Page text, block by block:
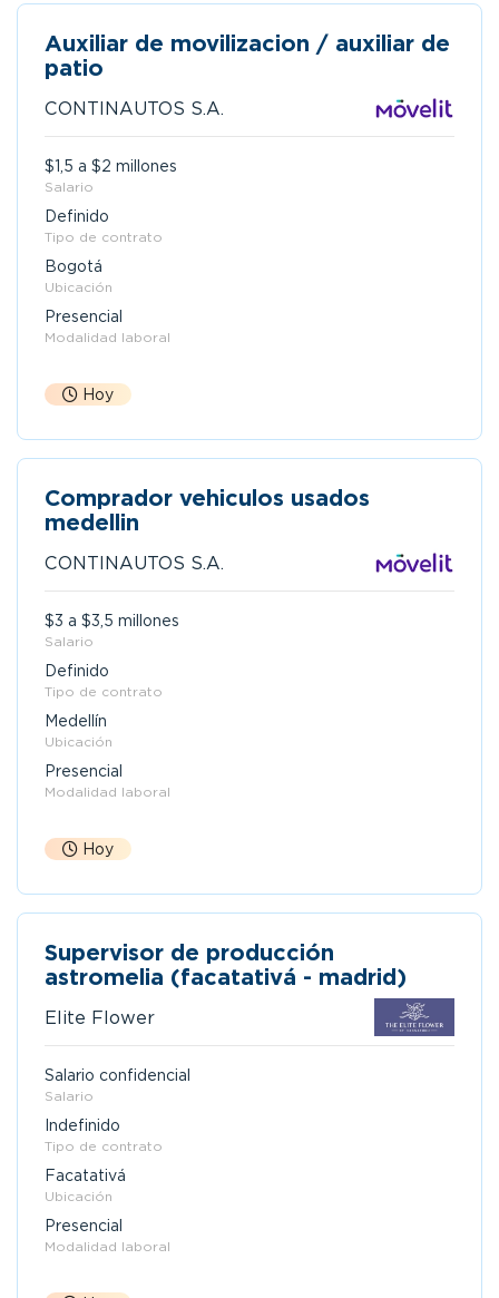
Auxiliar de movilizacion / auxiliar de
patio
CONTINAUTOS S.A.
$1,5 a $2 millones
Salario
Definido
Tipo de contrato
Bogotá
Ubicación
Presencial
Modalidad laboral
Hoy
Comprador vehiculos usados
medellin
CONTINAUTOS S.A.
$3 a $3,5 millones
Salario
Definido
Tipo de contrato
Medellín
Ubicación
Presencial
Modalidad laboral
Hoy
Supervisor de producción
astromelia (facatativá - madrid)
Elite Flower
Salario confidencial
Salario
Indefinido
Tipo de contrato
Facatativá
Ubicación
Presencial
Modalidad laboral